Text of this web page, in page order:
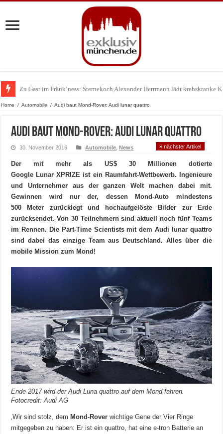
Zu Gast im Fränk’ness: Sternekoch Alexander Herrmann lädt krebskranke
Warum München gerade zum Treffpunkt der Lingerie-Branche wurde
Home / Automobile / Audi baut Mond-Rover: Audi lunar quattro
Audi baut Mond-Rover: Audi lunar quattro
30. November 2016 Automobile ,News » nächster Artikel
Der mit mehr als US$ 30 Millionen dotierte
Google Lunar XPRIZE ist ein Raumfahrt-Wettbewerb. Ingenieure
und Unternehmer aus der ganzen Welt machen dabei mit.
Gewinnen wird nur der, dessen Mond-Auto mindestens
500 Meter zurücklegt und hochaufgelöste Bilder zur Erde
zurücksendet. Von 30 Teilnehmern sind aktuell noch fünf Teams
im Rennen. Die Part-Time Scientists mit dem Audi lunar quattro
sind dabei das einzige Team aus Deutschland. Alles über die
mobile Mission zum Mond!
Ende 2017 wird der Audi Luna quattro auf dem Mond fahren.
Fotocredit: Audi AG
‚Wir sind stolz, demMond-Rover wichtige Gene der Vier Ringe
mitgegeben zu haben: Er ist ein quattro, hat eine e-tron Batterie an